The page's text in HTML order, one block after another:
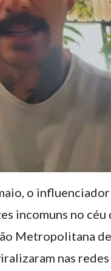
o
incomuns no
Metropolitana
nas